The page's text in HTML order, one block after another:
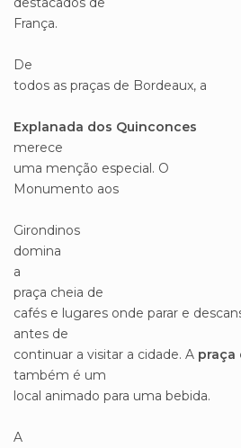
França.
De
todos as praças de Bordeaux, a
Explanada dos Quinconces
merece
uma menção especial. O
Monumento aos
Girondinos
domina
a
praça cheia de
cafés e lugares onde parar e
antes de
continuar a visitar a cidade. A praça
também é um
local animado para uma bebida.
A